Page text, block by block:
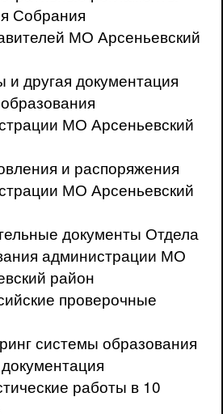
Собрания
МО Арсеньевский
и другая документация
МО Арсеньевский
и распоряжения
МО Арсеньевский
документы Отдела
администрации МО
район
проверочные
системы образования
работы в 10